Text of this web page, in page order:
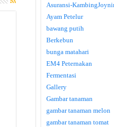
Asuransi-
Ayam Petelur
bawang putih
Berkebun
bunga matahari
EM4 Peternakan
Fermentasi
Gallery
Gambar tanaman
gambar tanaman melon
gambar tanaman tomat